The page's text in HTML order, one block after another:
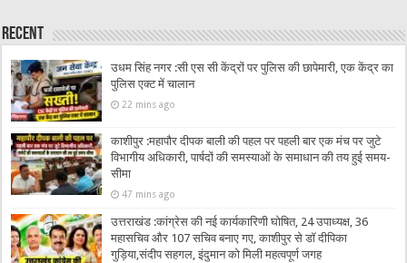
Recent
उधम सिंह नगर :सी एस सी केंद्रों पर पुलिस की छापेमारी, एक केंद्र का
पुलिस एक्ट में चालान
22 mins ago
काशीपुर :महापौर दीपक बाली की पहल पर पहली बार एक मंच पर जुटे
विभागीय अधिकारी, पार्षदों की समस्याओं के समाधान की तय हुई समय-
सीमा
47 mins ago
उत्तराखंड :कांग्रेस की नई कार्यकारिणी घोषित, 24 उपाध्यक्ष, 36
महासचिव और 107 सचिव बनाए गए, काशीपुर से डॉ दीपिका
गुड़िया,संदीप सहगल, इंदुमान को मिली महत्वपूर्ण जगह